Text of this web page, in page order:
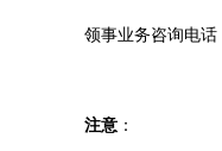
领事业务咨询电话
注意 ：